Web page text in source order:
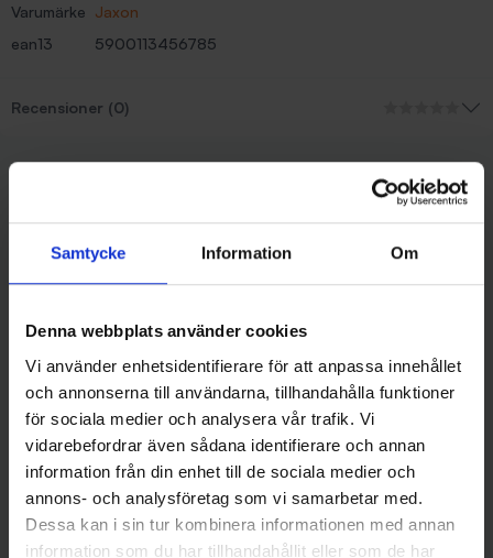
Samtycke Information Om
Denna webbplats använder cookies
Vi använder enhetsidentifierare för att anpassa innehållet
och annonserna till användarna, tillhandahålla funktioner
för sociala medier och analysera vår trafik. Vi
vidarebefordrar även sådana identifierare och annan
information från din enhet till de sociala medier och
annons- och analysföretag som vi samarbetar med.
Dessa kan i sin tur kombinera informationen med annan
information som du har tillhandahållit eller som de har
Varumärke Jaxon
ean13
5900113456785
Recensioner (0)
Jaxon
Jaxon Diver Gösvobbler 11 cm
- Yellow Tiger
Jaxon
Jaxon Ferox vobbler 10 cm -
UV Roach
119 kr